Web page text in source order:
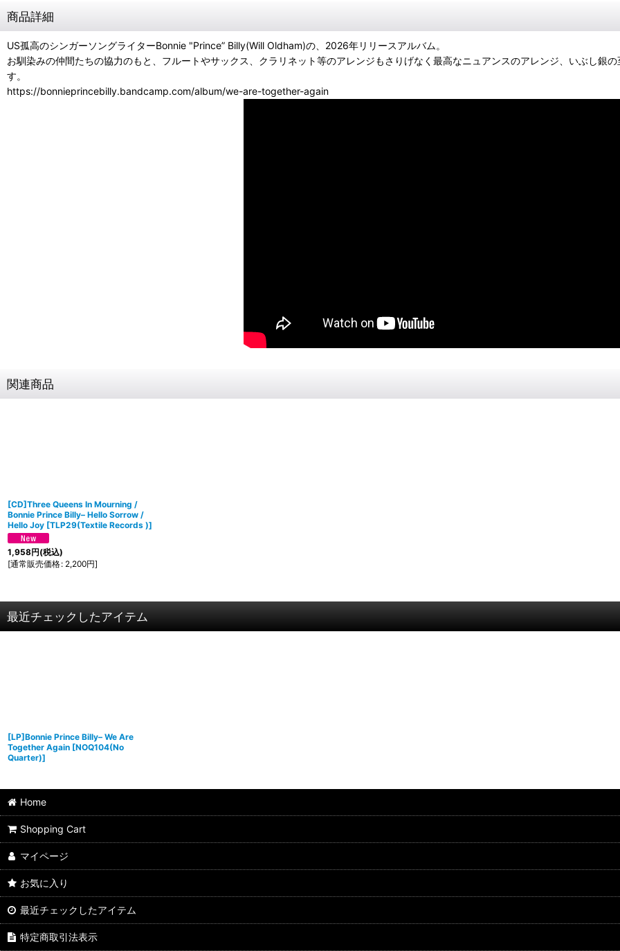
商品詳細
US孤高のシンガーソングライターBonnie "Prince” Billy(Will Oldham)の、2026年リリースアルバム。
お馴染みの仲間たちの協力のもと、フルートやサックス、クラリネット等のアレンジもさりげなく最高なニュアンスのアレンジ、いぶし銀
す。
https://bonnieprincebilly.bandcamp.com/album/we-are-together-again
関連商品
[CD]Three Queens In Mourning /
Bonnie Prince Billy‎– Hello Sorrow /
Hello Joy [TLP29(Textile Records )]
1,958円(税込)
[通常販売価格: 2,200円]
最近チェックしたアイテム
[LP]Bonnie Prince Billy‎– We Are
Together Again [NOQ104(No
Quarter)]
Home
Shopping Cart
マイページ
お気に入り
最近チェックしたアイテム
特定商取引法表示